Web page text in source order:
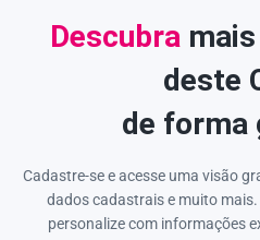
Descubra
deste
de forma
Cadastre-se e acesse uma visão
dados cadastrais e muito
personalize com informações